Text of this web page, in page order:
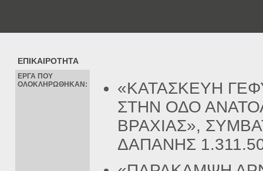
ΕΠΙΚΑΙΡΟΤΗΤΑ
ΕΡΓΑ ΠΟΥ
ΟΛΟΚΛΗΡΩΘΗΚΑΝ:
«ΚΑΤΑΣΚΕΥΗ
ΣΤΗΝ ΟΔΟ
ΒΡΑΧΙΑΣ»,
ΔΑΠΑΝΗΣ